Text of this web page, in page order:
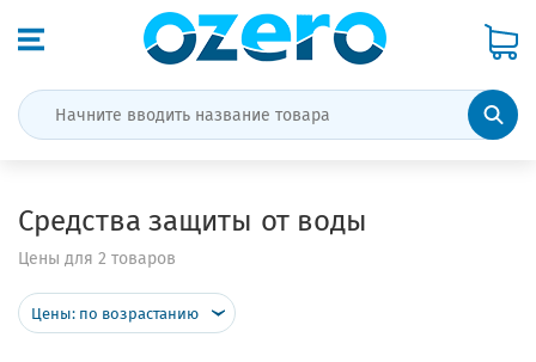
Средства защиты от воды
Цены для 2 товаров
Цены: по возрастанию